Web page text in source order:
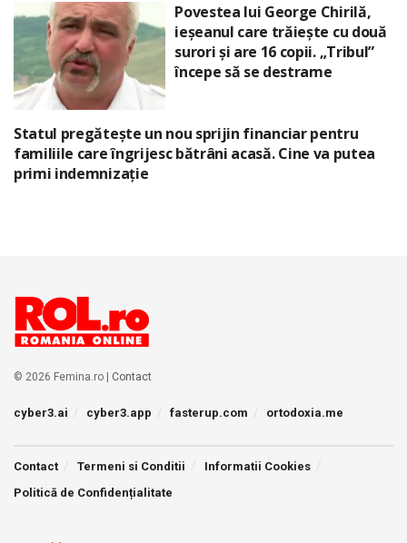
Povestea lui George Chirilă,
ieșeanul care trăiește cu două
surori și are 16 copii. „Tribul”
începe să se destrame
Statul pregătește un nou sprijin financiar pentru
familiile care îngrijesc bătrâni acasă. Cine va putea
primi indemnizație
© 2026 Femina.ro | Contact
cyber3.ai cyber3.app fasterup.com ortodoxia.me
Contact Termeni si Conditii
Informatii Cookies
Politică de Confidențialitate